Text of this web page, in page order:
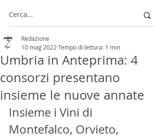
Umbria in Anteprima: 4
consorzi presentano
insieme le nuove annate
Redazione
10 mag 2022 Tempo di lettura: 1 min
Insieme i Vini di
Montefalco, Orvieto,